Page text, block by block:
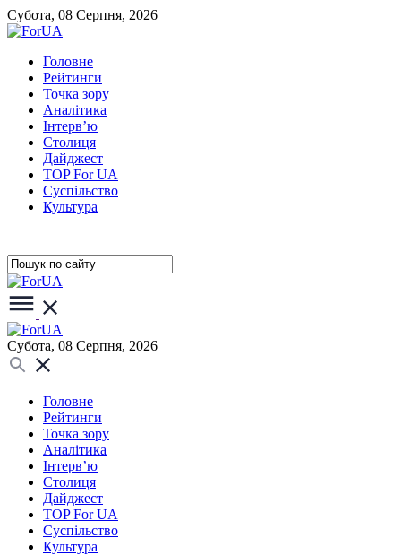
Субота, 08 Серпня, 2026
Головне
Рейтинги
Точка зору
Аналітика
Інтерв’ю
Столиця
Дайджест
TOP For UA
Суспiльство
Культура
Субота, 08 Серпня, 2026
Головне
Рейтинги
Точка зору
Аналітика
Інтерв’ю
Столиця
Дайджест
TOP For UA
Суспiльство
Культура